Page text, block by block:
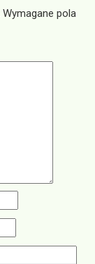
Wymagane pola